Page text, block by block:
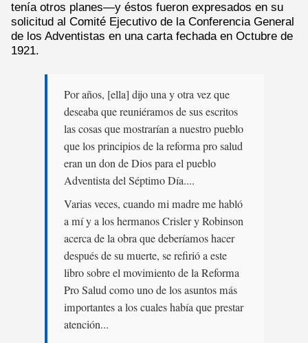
tenía otros planes—y éstos fueron expresados en su
solicitud al Comité Ejecutivo de la Conferencia General
de los Adventistas en una carta fechada en Octubre de
1921.
Por años, [ella] dijo una y otra vez que
deseaba que reuniéramos de sus escritos
las cosas que mostrarían a nuestro pueblo
que los principios de la reforma pro salud
eran un don de Dios para el pueblo
Adventista del Séptimo Día....
Varias veces, cuando mi madre me habló
a mí y a los hermanos Crisler y Robinson
acerca de la obra que deberíamos hacer
después de su muerte, se refirió a este
libro sobre el movimiento de la Reforma
Pro Salud como uno de los asuntos más
importantes a los cuales había que prestar
atención...